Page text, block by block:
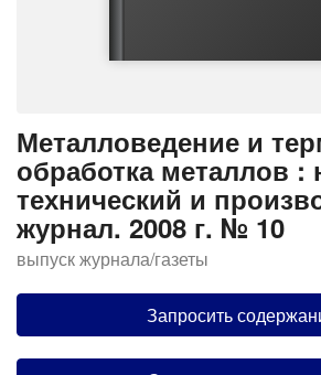
Металловедение и
обработка металлов :
технический и
журнал. 2008 г. № 10
выпуск журнала/газеты
Запросить